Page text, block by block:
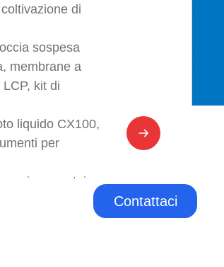
di
sospesa
membrane a
kit di
liquido CX100,
per
proteica,
dei cristalli,
Contattaci